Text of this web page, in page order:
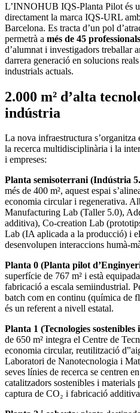
L’INNOHUB IQS-Planta Pilot és
directament la marca IQS-URL
Barcelona. Es tracta d’un pol
permetrà a més de 45 professionals
d’alumnat i investigadors treballar
darrera generació en solucions
industrials actuals.
2.000 m² d’alta
indústria
La nova infraestructura s’organitza
la recerca multidisciplinària i la
i empreses:
Planta semisoterrani (Indústria
més de 400 m², aquest espai
economia circular i regenerativa.
Manufacturing Lab (Taller 5.0),
additiva), Co-creation Lab
Lab (IA aplicada a la producció) i
desenvolupen interaccions humà-
Planta 0 (Planta pilot
superfície de 767 m² i està
fabricació a escala semiindustrial.
batch com en continu (química de
és un referent a nivell estatal.
Planta 1 (Tecnologies sostenibles
de 650 m² integra el Centre de
economia circular, reutilització
Laboratori de Nanotecnologia i
seves línies de recerca se centren
catalitzadors sostenibles i
captura de CO₂ i fabricació